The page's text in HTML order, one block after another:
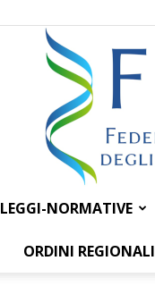
LEGGI-NORMATIVE
ORDINI REGIONALI